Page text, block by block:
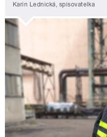
Karin Lednická, spisovatelka